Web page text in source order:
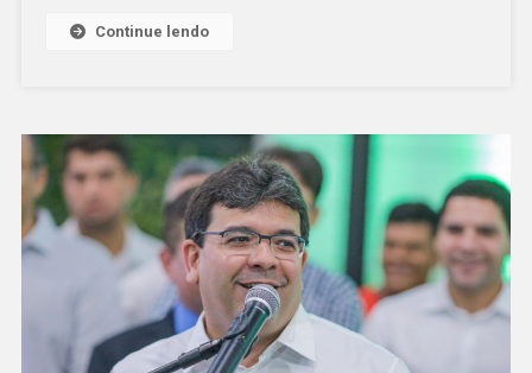
Continue lendo